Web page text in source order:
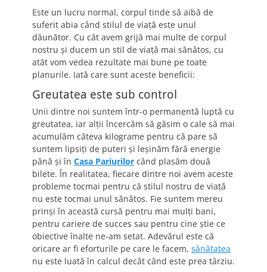
Este un lucru normal, corpul tinde să aibă de
suferit abia când stilul de viață este unul
dăunător. Cu cât avem grijă mai multe de corpul
nostru și ducem un stil de viață mai sănătos, cu
atât vom vedea rezultate mai bune pe toate
planurile. Iată care sunt aceste beneficii:
Greutatea este sub control
Unii dintre noi suntem într-o permanentă luptă cu
greutatea, iar alții încercăm să găsim o cale să mai
acumulăm câteva kilograme pentru că pare să
suntem lipsiți de puteri și leșinăm fără energie
până și în Casa Pariurilor când plasăm două
bilete. În realitatea, fiecare dintre noi avem aceste
probleme tocmai pentru că stilul nostru de viață
nu este tocmai unul sănătos. Fie suntem mereu
prinși în această cursă pentru mai mulți bani,
pentru cariere de succes sau pentru cine știe ce
obiective înalte ne-am setat. Adevărul este că
oricare ar fi eforturile pe care le facem, sănătatea
nu este luată în calcul decât când este prea târziu.